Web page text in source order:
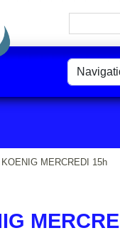
KOENIG MERCREDI 15h
des cookies